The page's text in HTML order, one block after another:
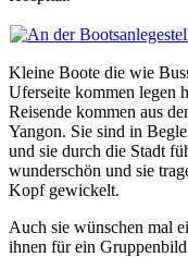
Kleine Boote die wie
Uferseite kommen legen
Reisende kommen aus
Yangon. Sie sind in
und sie durch die Stadt
wunderschön und sie
Kopf gewickelt.
Auch sie wünschen mal
ihnen für ein